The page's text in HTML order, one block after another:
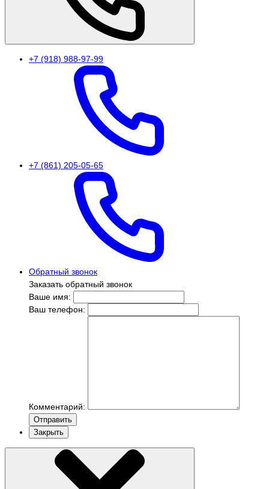
+7 (918) 988-97-99
+7 (861) 205-05-65
Обратный звонок
Заказать обратный звонок
Ваше имя:
Ваш телефон:
Комментарий:
Отправить
Закрыть